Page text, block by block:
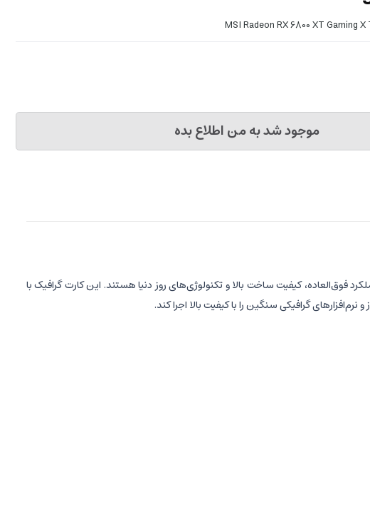
موجود شد به من اطلاع بده
فوق‌العاده، کیفیت ساخت بالا و تکنولوژی‌های روز دنیا هستند. این کارت گرافیک با